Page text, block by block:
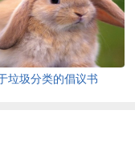
垃圾分类的倡议书